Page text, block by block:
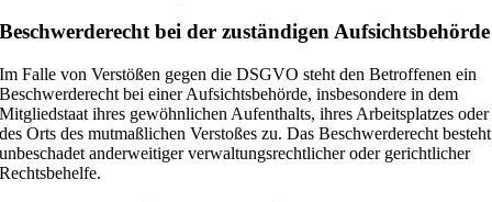
Beschwerde­recht bei der zuständigen Aufsichts­behörde
Im Falle von Verstößen gegen die DSGVO steht den Betroffenen ein
Beschwerderecht bei einer Aufsichtsbehörde, insbesondere in dem
Mitgliedstaat ihres gewöhnlichen Aufenthalts, ihres Arbeitsplatzes oder
des Orts des mutmaßlichen Verstoßes zu. Das Beschwerderecht besteht
unbeschadet anderweitiger verwaltungsrechtlicher oder gerichtlicher
Rechtsbehelfe.